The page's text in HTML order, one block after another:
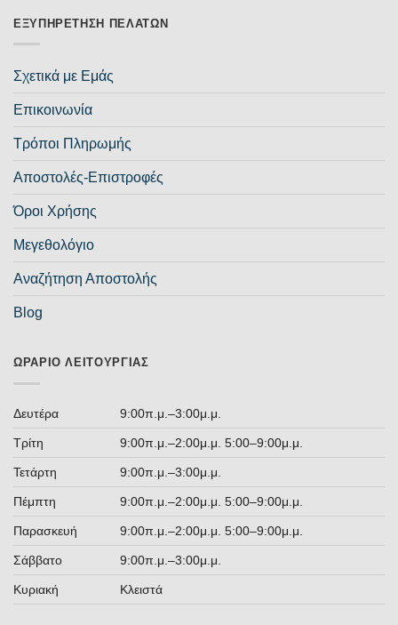
ΕΞΥΠΗΡΈΤΗΣΗ ΠΕΛΑΤΏΝ
Σχετικά με Εμάς
Επικοινωνία
Τρόποι Πληρωμής
Αποστολές-Επιστροφές
Όροι Χρήσης
Μεγεθολόγιο
Αναζήτηση Αποστολής
Blog
ΩΡΆΡΙΟ ΛΕΙΤΟΥΡΓΊΑΣ
Δευτέρα 9:00π.μ.–3:00μ.μ.
Τρίτη 9:00π.μ.–2:00μ.μ. 5:00–9:00μ.μ.
Τετάρτη 9:00π.μ.–3:00μ.μ.
Πέμπτη 9:00π.μ.–2:00μ.μ. 5:00–9:00μ.μ.
Παρασκευή 9:00π.μ.–2:00μ.μ. 5:00–9:00μ.μ.
Σάββατο 9:00π.μ.–3:00μ.μ.
Κυριακή Κλειστά